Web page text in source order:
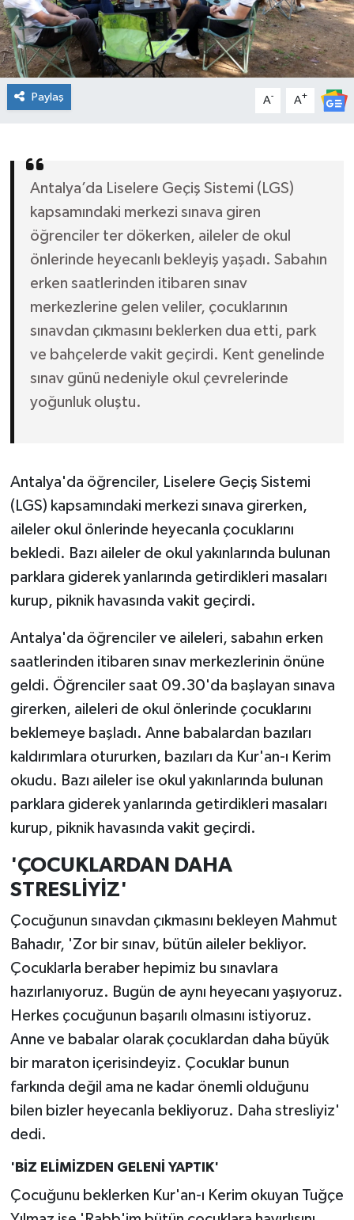
Paylaş A- A+
Antalya’da Liselere Geçiş Sistemi (LGS)
kapsamındaki merkezi sınava giren
öğrenciler ter dökerken, aileler de okul
önlerinde heyecanlı bekleyiş yaşadı. Sabahın
erken saatlerinden itibaren sınav
merkezlerine gelen veliler, çocuklarının
sınavdan çıkmasını beklerken dua etti, park
ve bahçelerde vakit geçirdi. Kent genelinde
sınav günü nedeniyle okul çevrelerinde
yoğunluk oluştu.
Antalya'da öğrenciler, Liselere Geçiş Sistemi
(LGS) kapsamındaki merkezi sınava girerken,
aileler okul önlerinde heyecanla çocuklarını
bekledi. Bazı aileler de okul yakınlarında bulunan
parklara giderek yanlarında getirdikleri masaları
kurup, piknik havasında vakit geçirdi.
Antalya'da öğrenciler ve aileleri, sabahın erken
saatlerinden itibaren sınav merkezlerinin önüne
geldi. Öğrenciler saat 09.30'da başlayan sınava
girerken, aileleri de okul önlerinde çocuklarını
beklemeye başladı. Anne babalardan bazıları
kaldırımlara otururken, bazıları da Kur'an-ı Kerim
okudu. Bazı aileler ise okul yakınlarında bulunan
parklara giderek yanlarında getirdikleri masaları
kurup, piknik havasında vakit geçirdi.
'ÇOCUKLARDAN DAHA
STRESLİYİZ'
Çocuğunun sınavdan çıkmasını bekleyen Mahmut
Bahadır, 'Zor bir sınav, bütün aileler bekliyor.
Çocuklarla beraber hepimiz bu sınavlara
hazırlanıyoruz. Bugün de aynı heyecanı yaşıyoruz.
Herkes çocuğunun başarılı olmasını istiyoruz.
Anne ve babalar olarak çocuklardan daha büyük
bir maraton içerisindeyiz. Çocuklar bunun
farkında değil ama ne kadar önemli olduğunu
bilen bizler heyecanla bekliyoruz. Daha stresliyiz'
dedi.
'BİZ ELİMİZDEN GELENİ YAPTIK'
Çocuğunu beklerken Kur'an-ı Kerim okuyan Tuğçe
Spor
Turizm
Yaşam